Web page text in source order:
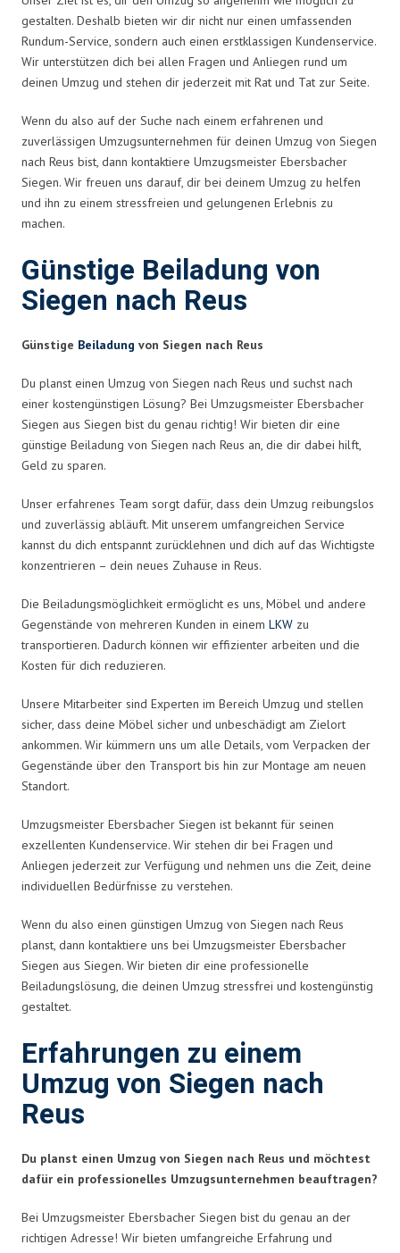
gestalten. Deshalb bieten wir dir nicht nur einen umfassenden
Rundum-Service, sondern auch einen erstklassigen Kundenservice.
Wir unterstützen dich bei allen Fragen und Anliegen rund um
deinen Umzug und stehen dir jederzeit mit Rat und Tat zur Seite.
Wenn du also auf der Suche nach einem erfahrenen und
zuverlässigen Umzugsunternehmen für deinen Umzug von Siegen
nach Reus bist, dann kontaktiere Umzugsmeister Ebersbacher
Siegen. Wir freuen uns darauf, dir bei deinem Umzug zu helfen
und ihn zu einem stressfreien und gelungenen Erlebnis zu
machen.
Günstige Beiladung von
Siegen nach Reus
Günstige Beiladung von Siegen nach Reus
Du planst einen Umzug von Siegen nach Reus und suchst nach
einer kostengünstigen Lösung? Bei Umzugsmeister Ebersbacher
Siegen aus Siegen bist du genau richtig! Wir bieten dir eine
günstige Beiladung von Siegen nach Reus an, die dir dabei hilft,
Geld zu sparen.
Unser erfahrenes Team sorgt dafür, dass dein Umzug reibungslos
und zuverlässig abläuft. Mit unserem umfangreichen Service
kannst du dich entspannt zurücklehnen und dich auf das Wichtigste
konzentrieren – dein neues Zuhause in Reus.
Die Beiladungsmöglichkeit ermöglicht es uns, Möbel und andere
Gegenstände von mehreren Kunden in einem LKW zu
transportieren. Dadurch können wir effizienter arbeiten und die
Kosten für dich reduzieren.
Unsere Mitarbeiter sind Experten im Bereich Umzug und stellen
sicher, dass deine Möbel sicher und unbeschädigt am Zielort
ankommen. Wir kümmern uns um alle Details, vom Verpacken der
Gegenstände über den Transport bis hin zur Montage am neuen
Standort.
Umzugsmeister Ebersbacher Siegen ist bekannt für seinen
exzellenten Kundenservice. Wir stehen dir bei Fragen und
Anliegen jederzeit zur Verfügung und nehmen uns die Zeit, deine
individuellen Bedürfnisse zu verstehen.
Wenn du also einen günstigen Umzug von Siegen nach Reus
planst, dann kontaktiere uns bei Umzugsmeister Ebersbacher
Siegen aus Siegen. Wir bieten dir eine professionelle
Beiladungslösung, die deinen Umzug stressfrei und kostengünstig
gestaltet.
Erfahrungen zu einem
Umzug von Siegen nach
Reus
Du planst einen Umzug von Siegen nach Reus und möchtest
dafür ein professionelles Umzugsunternehmen beauftragen?
Bei Umzugsmeister Ebersbacher Siegen bist du genau an der
richtigen Adresse! Wir bieten umfangreiche Erfahrung und